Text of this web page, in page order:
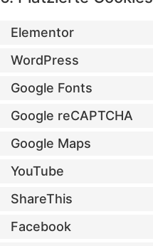
Elementor
WordPress
Google Fonts
Google reCAPTCHA
Google Maps
YouTube
ShareThis
Facebook